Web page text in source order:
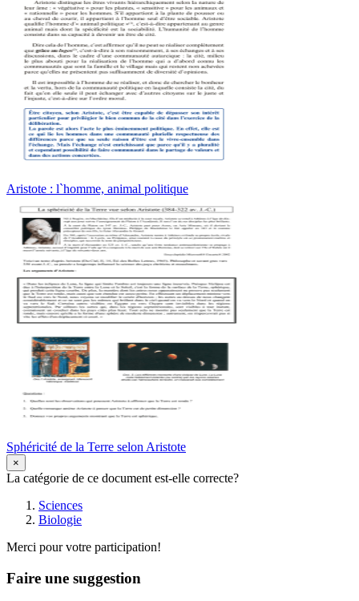
Aristote : l`homme, animal politique
Sphéricité de la Terre selon Aristote
×
La catégorie de ce document est-elle correcte?
Sciences
Biologie
Merci pour votre participation!
Faire une suggestion